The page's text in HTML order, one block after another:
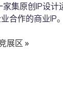
集原创IP设
合作的商业IP
展区 »